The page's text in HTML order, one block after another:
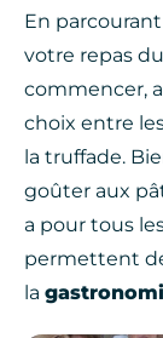
En
votre repas
commencer,
choix entre
la truffade.
goûter aux
a pour tous
permettent
la